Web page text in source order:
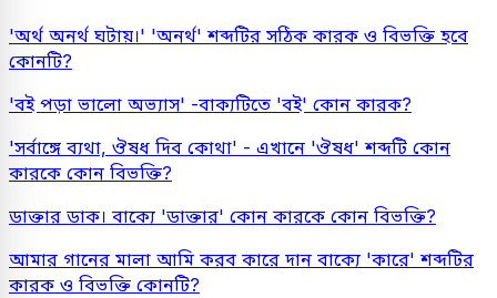
'অর্থ অনর্থ ঘটায়।' 'অনর্থ' শব্দটির সঠিক কারক ও বিভক্তি হবে
কোনটি?
'বই পড়া ভালো অভ্যাস' -বাক্যটিতে 'বই' কোন কারক?
'সর্বাঙ্গে ব্যথা, ঔষধ দিব কোথা' - এখানে 'ঔষধ' শব্দটি কোন
কারকে কোন বিভক্তি?
ডাক্তার ডাক। বাক্যে 'ডাক্তার' কোন কারকে কোন বিভক্তি?
আমার গানের মালা আমি করব কারে দান বাক্যে 'কারে' শব্দটির
কারক ও বিভক্তি কোনটি?